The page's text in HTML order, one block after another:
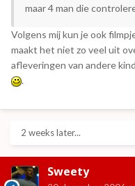
maar 4 man die
Volgens mij kun je ook
maakt het niet zo veel uit
afleveringen van andere
.
2 weeks later...
Sweety